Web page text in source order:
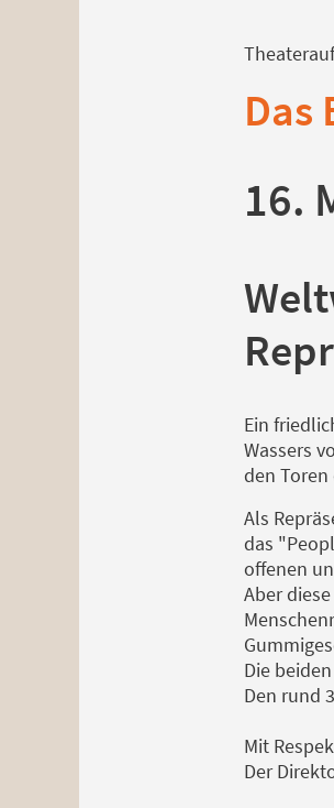
Das
16.
Ein
Wassers
den
Als
das
offenen
Aber
Die
Den rund
Mit
Der